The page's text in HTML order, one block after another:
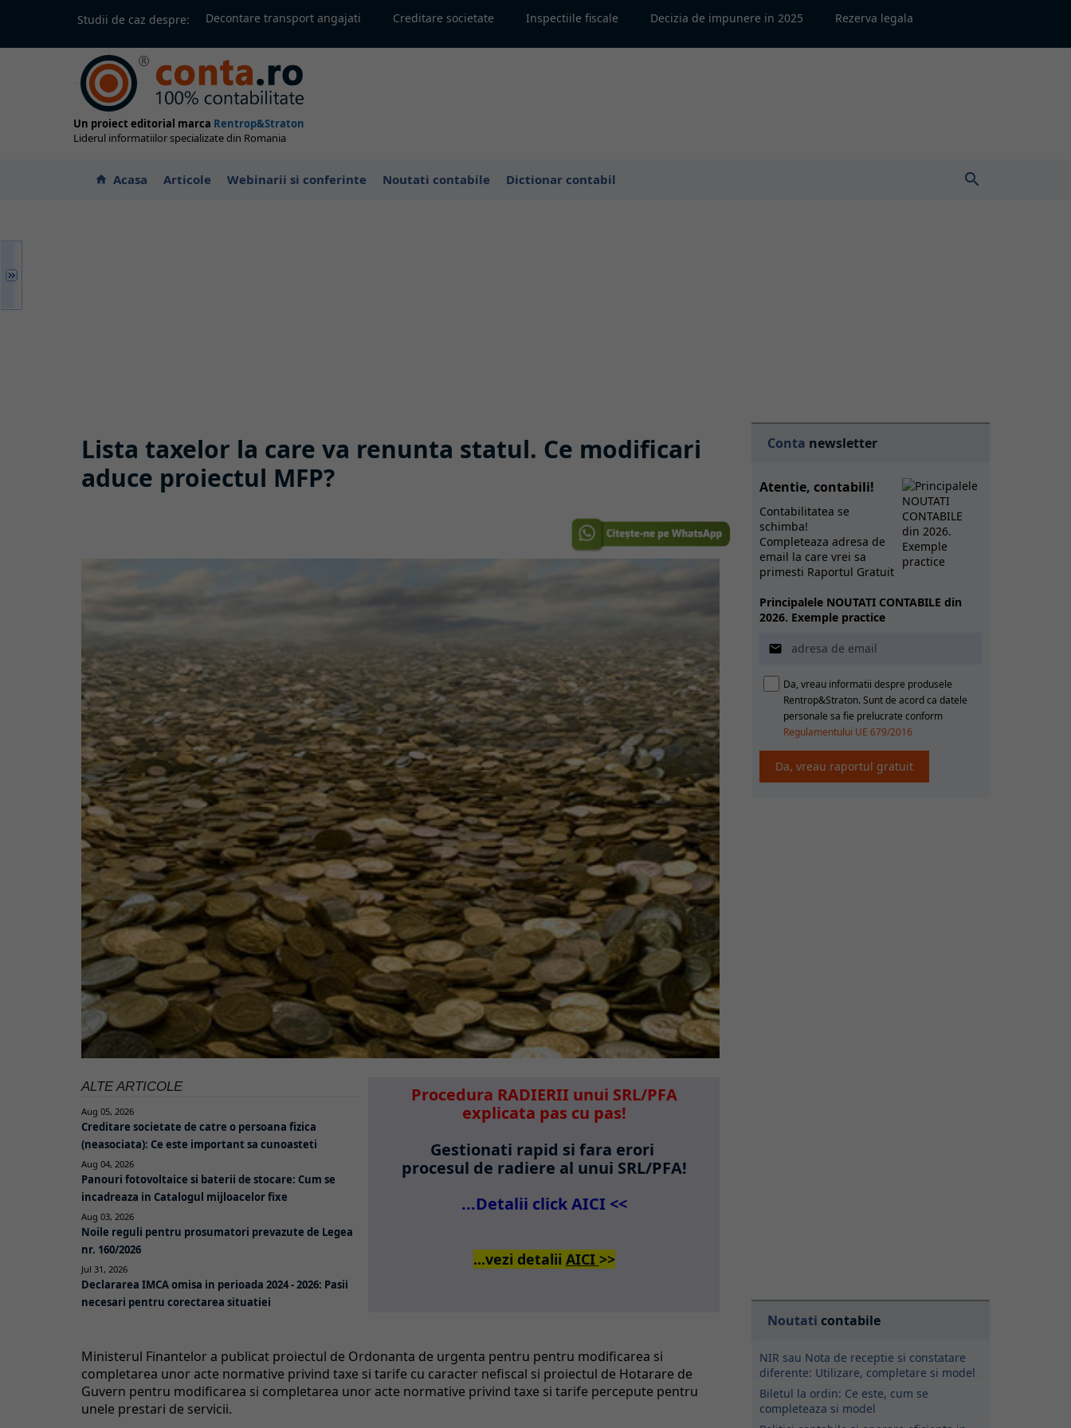
Studii de caz despre: Decontare transport angajati Creditare societate Inspectiile fiscale Decizia de impunere in 2025 Rezerva legala
Un proiect editorial marca Rentrop&Straton
Liderul informatiilor specializate din Romania
home Acasa Articole Webinarii si conferinte Noutati contabile Dictionar contabil search
Lista taxelor la care va renunta statul. Ce modificari
aduce proiectul MFP?
ALTE ARTICOLE
Aug 05, 2026
Creditare societate de catre o persoana fizica
(neasociata): Ce este important sa cunoasteti
Aug 04, 2026
Panouri fotovoltaice si baterii de stocare: Cum se
incadreaza in Catalogul mijloacelor fixe
Aug 03, 2026
Noile reguli pentru prosumatori prevazute de Legea
nr. 160/2026
Jul 31, 2026
Declararea IMCA omisa in perioada 2024 - 2026: Pasii
necesari pentru corectarea situatiei
Procedura RADIERII unui SRL/PFA
explicata pas cu pas!
Gestionati rapid si fara erori
procesul de radiere al unui SRL/PFA!
...Detalii click AICI <<
...vezi detalii AICI >>
Ministerul Finantelor a publicat proiectul de Ordonanta de urgenta pentru pentru modificarea si
completarea unor acte normative privind taxe si tarife cu caracter nefiscal si proiectul de Hotarare de
Guvern pentru modificarea si completarea unor acte normative privind taxe si tarife percepute pentru
unele prestari de servicii.
Conta newsletter
Atentie, contabili!
Contabilitatea se
schimba!
Completeaza adresa de
email la care vrei sa
primesti Raportul Gratuit
Principalele NOUTATI CONTABILE din
2026. Exemple practice

Da, vreau informatii despre produsele
Rentrop&Straton. Sunt de acord ca datele
personale sa fie prelucrate conform
Regulamentului UE 679/2016
Noutati contabile
NIR sau Nota de receptie si constatare
diferente: Utilizare, completare si model
Biletul la ordin: Ce este, cum se
completeaza si model